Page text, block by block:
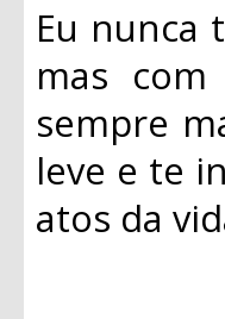
Eu nunca
mas
sempre
leve e te
atos da